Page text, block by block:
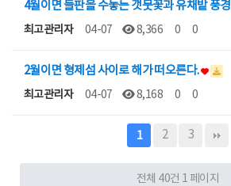
4월이면 들판을 수놓는 갯뭇꽃과 유채밭 풍경
최고관리자 04-07 8,366 0 0
2월이면 형제섬 사이로 해가 떠오른다.
최고관리자 04-07 8,168 0 0
1 2 3
전체 40건 1 페이지